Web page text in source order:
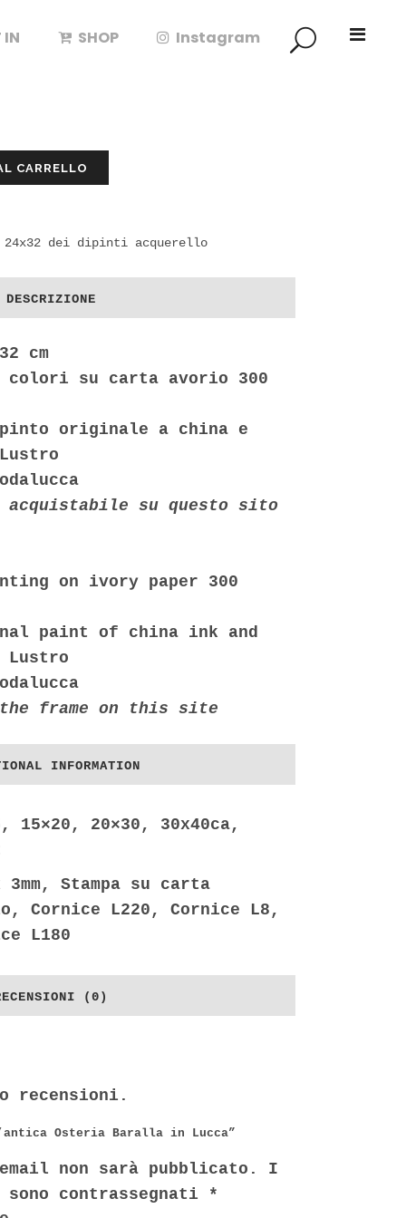
IN SHOP Instagram
CARRELLO
dei dipinti acquerello
DESCRIZIONE
cm
colori su carta avorio 300
originale a china e
acquistabile su questo sito
on ivory paper 300
paint of china ink and
the frame on this site
INFORMATION
15×20, 20×30, 30x40ca,
3mm, Stampa su carta
Cornice L220, Cornice L8,
L180
(0)
recensioni.
Osteria Baralla in Lucca”
non sarà pubblicato.
I
contrassegnati *